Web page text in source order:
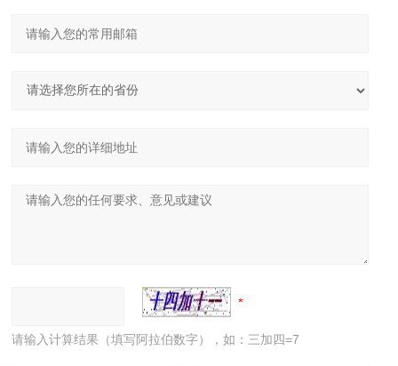
请输入计算结果（填写阿拉伯数字），如：三加四=7